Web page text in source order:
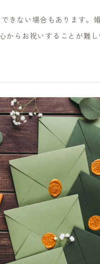
きない場合もあります。
らお祝いすることが難し